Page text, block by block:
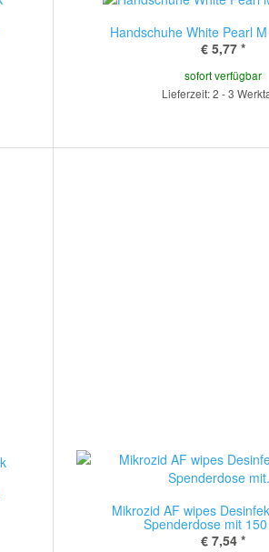
Handschuhe White Pearl
€ 5,77 *
sofort verfügbar
Lieferzeit: 2 - 3
Mikrozid AF wipes
Spenderdose mit
€ 7,54 *